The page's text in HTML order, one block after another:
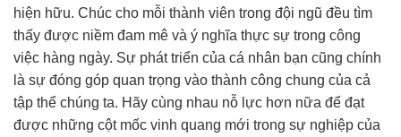
hiện hữu. Chúc cho mỗi thành viên trong đội ngũ đều tìm
thấy được niềm đam mê và ý nghĩa thực sự trong công
việc hàng ngày. Sự phát triển của cá nhân bạn cũng chính
là sự đóng góp quan trọng vào thành công chung của cả
tập thể chúng ta. Hãy cùng nhau nỗ lực hơn nữa để đạt
được những cột mốc vinh quang mới trong sự nghiệp của